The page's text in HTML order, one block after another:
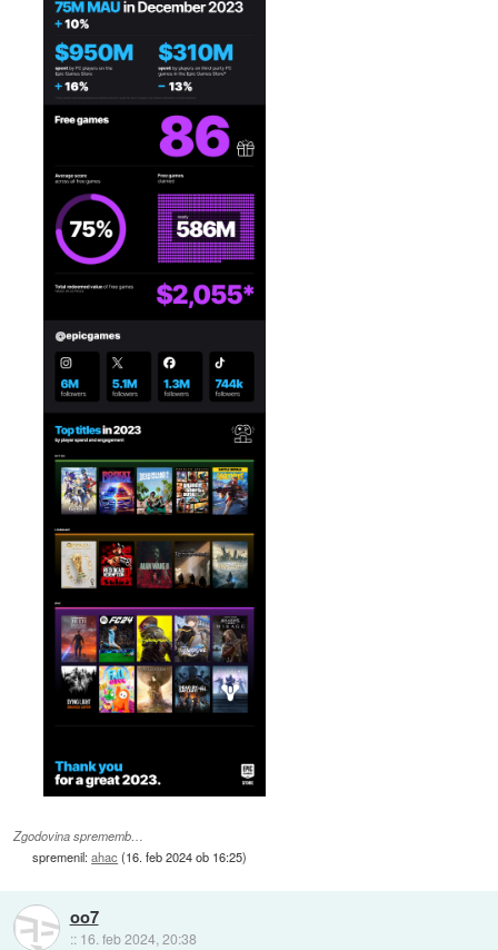
Zgodovina sprememb…
spremenil:ahac (16. feb 2024 ob 16:25)
oo7
:: 16. feb 2024, 20:38